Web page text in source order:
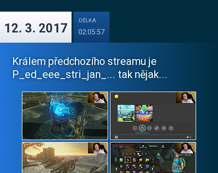
12. 3. 2017
DÉLKA
02:05:57
Králem předchozího streamu je
P_ed_eee_stri_jan_​... tak nějak...